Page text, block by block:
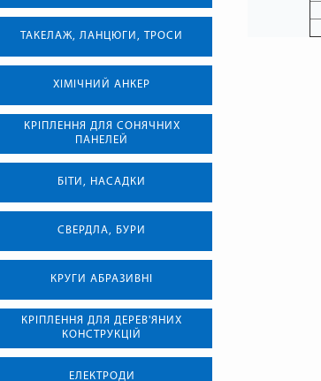
ТАКЕЛАЖ, ЛАНЦЮГИ, ТРОСИ
ХІМІЧНИЙ АНКЕР
КРІПЛЕННЯ ДЛЯ СОНЯЧНИХ
ПАНЕЛЕЙ
БІТИ, НАСАДКИ
СВЕРДЛА, БУРИ
КРУГИ АБРАЗИВНІ
КРІПЛЕННЯ ДЛЯ ДЕРЕВ'ЯНИХ
КОНСТРУКЦІЙ
ЕЛЕКТРОДИ